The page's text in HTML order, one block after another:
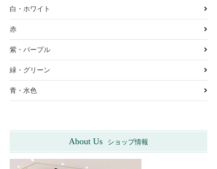
白・ホワイト
赤
紫・パープル
緑・グリーン
青・水色
About Us ショップ情報